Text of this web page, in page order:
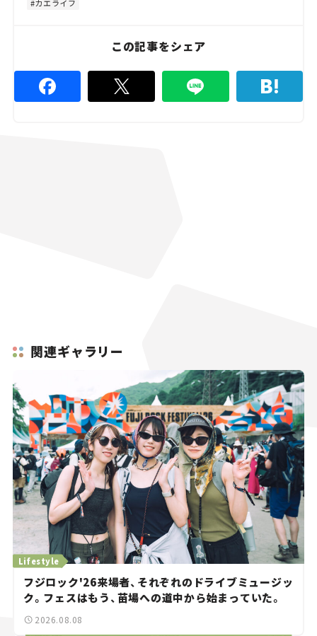
カエライフ
この記事をシェア
関連ギャラリー
Lifestyle
フジロック'26来場者、それぞれのドライブミュージッ
ク。フェスはもう、苗場への道中から始まっていた。
2026.08.08